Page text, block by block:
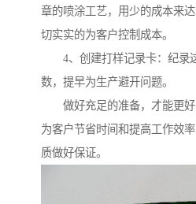
章的喷涂工艺，用少的成本来
切实实的为客户控制成本。
4、创建打样记录卡：纪录
数，提早为生产避开问题。
做好充足的准备，才能更好
为客户节省时间和提高工作效
质做好保证。